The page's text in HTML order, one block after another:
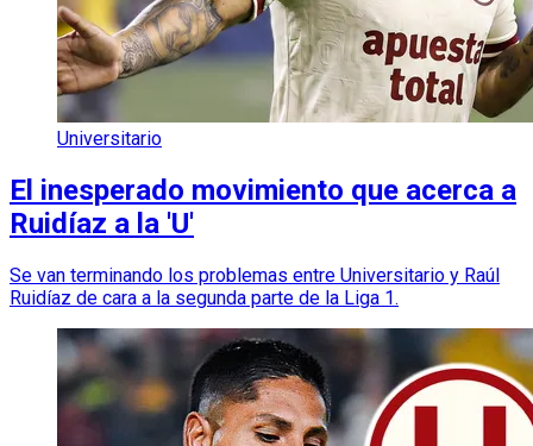
Universitario
El inesperado movimiento que acerca a
Ruidíaz a la 'U'
Se van terminando los problemas entre Universitario y Raúl
Ruidíaz de cara a la segunda parte de la Liga 1.